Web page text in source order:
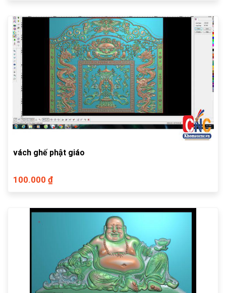
vách ghế phật giáo
100.000 ₫